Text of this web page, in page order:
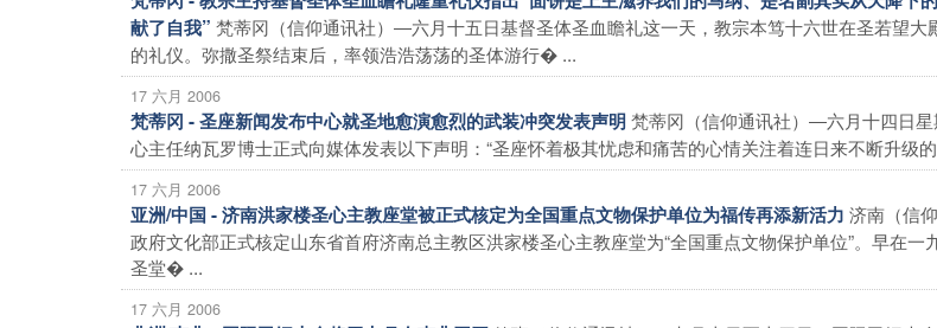
献了自我” 梵蒂冈（信仰通讯社）―六月十五日基督圣体圣血瞻礼这一天，教宗本笃十六世在圣若望大
的礼仪。弥撒圣祭结束后，率领浩浩荡荡的圣体游行� ...
17 六月 2006
梵蒂冈 - 圣座新闻发布中心就圣地愈演愈烈的武装冲突发表声明梵蒂冈（信仰通讯社）―六月十四日
心主任纳瓦罗博士正式向媒体发表以下声明：“圣座怀着极其忧虑和痛苦的心情关注着连日来不断升级
17 六月 2006
亚洲/中国 - 济南洪家楼圣心主教座堂被正式核定为全国重点文物保护单位为福传再添新活力 济南（信
政府文化部正式核定山东省首府济南总主教区洪家楼圣心主教座堂为“全国重点文物保护单位”。早在一
圣堂� ...
17 六月 2006